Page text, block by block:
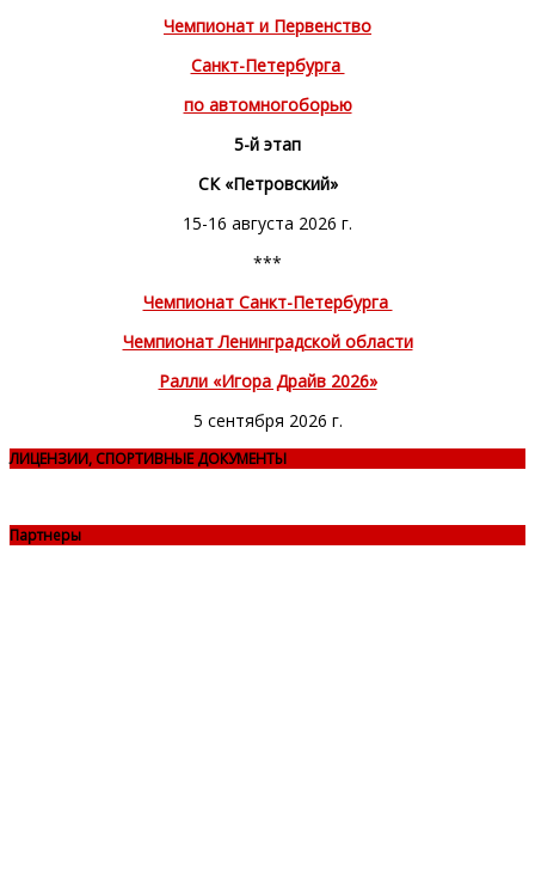
Чемпионат и Первенство
Санкт-Петербурга
по автомногоборью
5-й этап
СК «Петровский»
15-16 августа 2026 г.
***
Чемпионат Санкт-Петербурга
Чемпионат Ленинградской области
Ралли «Игора Драйв 2026»
5 сентября 2026 г.
ЛИЦЕНЗИИ, СПОРТИВНЫЕ ДОКУМЕНТЫ
Партнеры